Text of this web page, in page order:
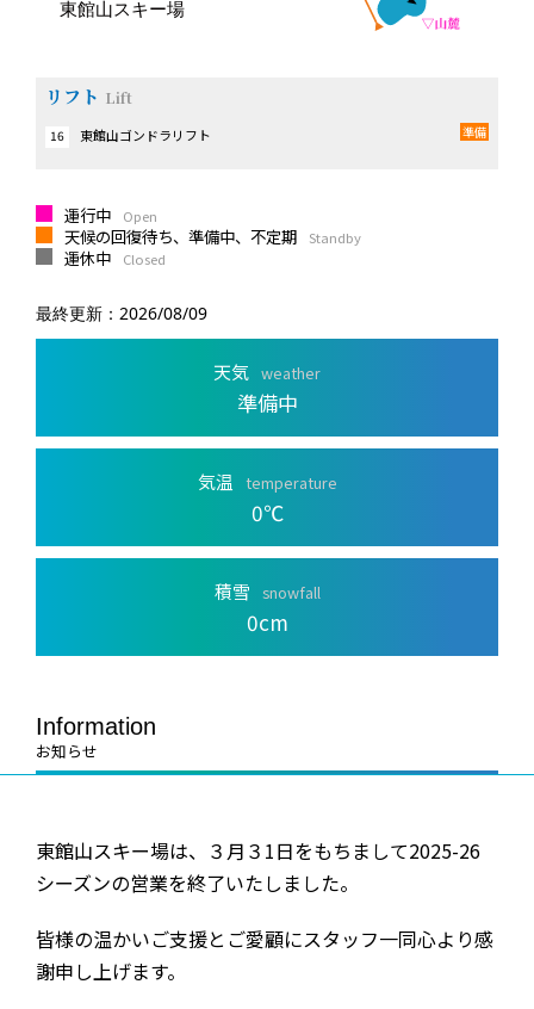
リフト Lift
16 東館山ゴンドラリフト 準備
運行中 Open
天候の回復待ち、準備中、不定期 Standby
運休中 Closed
最終更新： 2026/08/09
天気 weather
準備中
気温 temperature
0℃
積雪 snowfall
0cm
Information
お知らせ
東館山スキー場は、３月３1日をもちまして2025-26
シーズンの営業を終了いたしました。
皆様の温かいご支援とご愛顧にスタッフ一同心より感
謝申し上げます。